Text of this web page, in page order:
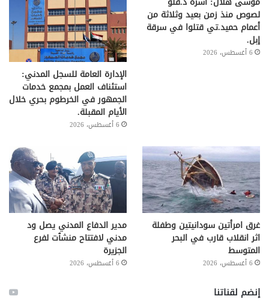
لصوص منذ زمن بعيد وثلاثة من
أعمام حميد.تي قتلوا في سرقة
إبل.
6 أغسطس، 2026
الإدارة العامة للسجل المدني:
استئناف العمل بمجمع خدمات
الجمهور في الخرطوم بحري خلال
الأيام المقبلة.
6 أغسطس، 2026
غرق امرأتين سودانيتين وطفلة
اثر انقلاب قارب في البحر
المتوسط
6 أغسطس، 2026
مدير الدفاع المدني يصل ود
مدني لافتتاح منشٱت لفرع
الجزيرة
6 أغسطس، 2026
إنضم لقناتنا